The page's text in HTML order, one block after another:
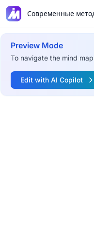
Preview Mode
To navigate the mind
Edit with AI Copilot